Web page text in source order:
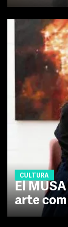
CULTURA
El
arte